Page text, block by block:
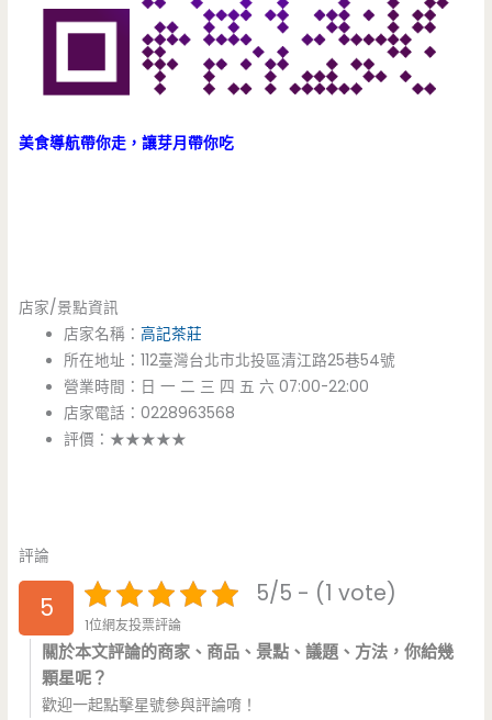
美食導航帶你走，讓芽月帶你吃
店家/景點資訊
店家名稱：高記茶莊
所在地址：112臺灣台北市北投區清江路25巷54號
營業時間：日 一 二 三 四 五 六 07:00-22:00
店家電話：0228963568
評價：★★★★★
評論
5 5/5 - (1 vote)
1位網友投票評論
關於本文評論的商家、商品、景點、議題、方法，你給幾
顆星呢？
歡迎一起點擊星號參與評論唷！